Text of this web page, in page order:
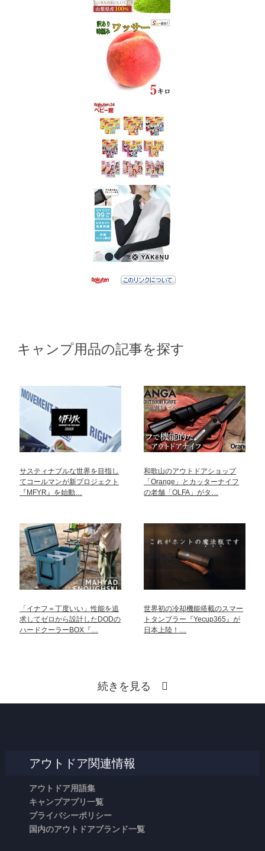
キャンプ用品の記事を探す
サスティナブルな世界を目指し
てコールマンが新プロジェクト
『MFYR』を始動…
和歌山のアウトドアショップ
「Orange」とカッターナイフ
の老舗「OLFA」がタ…
「イナフ＝丁度いい」性能を追
求してゼロから設計したDODの
ハードクーラーBOX『…
世界初の冷却機能搭載のスマー
トタンブラー『Yecup365』が
日本上陸！…
続きを見る
アウトドア関連情報
アウトドア用語集
キャンプアプリ一覧
プライバシーポリシー
国内のアウトドアブランド一覧